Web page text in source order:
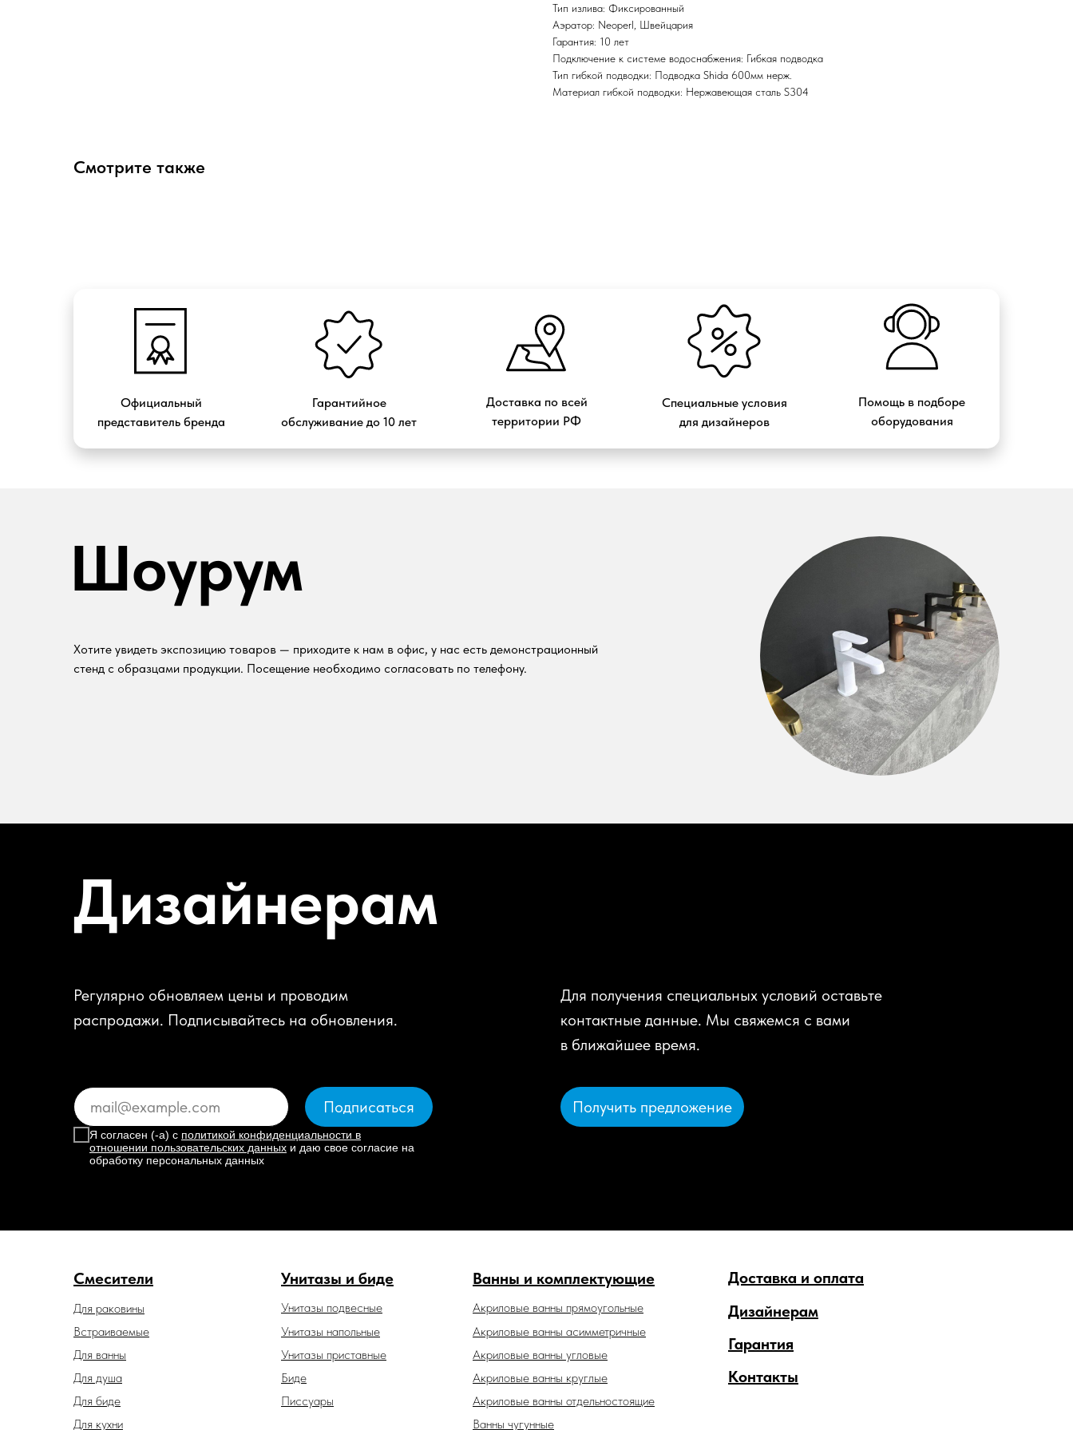
Тип излива: Фиксированный
Аэратор: Neoperl, Швейцария
Гарантия: 10 лет
Подключение к системе водоснабжения: Гибкая подводка
Тип гибкой подводки: Подводка Shida 600мм нерж.
Материал гибкой подводки: Нержавеющая сталь S304
Смотрите также
Официальный
представитель бренда
Доставка по всей
территории РФ
Гарантийное
обслуживание до 10 лет
Специальные условия
для дизайнеров
Помощь в подборе
оборудования
Шоурум
Хотите увидеть экспозицию товаров — приходите к нам в офис, у нас есть демонстрационный
стенд с образцами продукции. Посещение необходимо согласовать по телефону.
Дизайнерам
Регулярно обновляем цены и проводим
распродажи. Подписывайтесь на обновления.
Я согласен (-а) с политикой конфиденциальности в
отношении пользовательских данных и даю свое согласие на
обработку персональных данных
Подписаться
Для получения специальных условий оставьте
контактные данные. Мы свяжемся с вами
в ближайшее время.
Получить предложение
Смесители Унитазы и биде
Унитазы подвесные
Унитазы напольные
Унитазы приставные
Встраиваемые
Для биде
Для ванны
Для душа
Для раковины
Для кухни
Ванны и комплектующие
Акриловые ванны прямоугольные Дизайнерам
Доставка и оплата
Гарантия
Контакты
Биде
Акриловые ванны отдельностоящие
Акриловые ванны асимметричные
Акриловые ванны угловые
Акриловые ванны круглые
Ванны чугунные
Писсуары